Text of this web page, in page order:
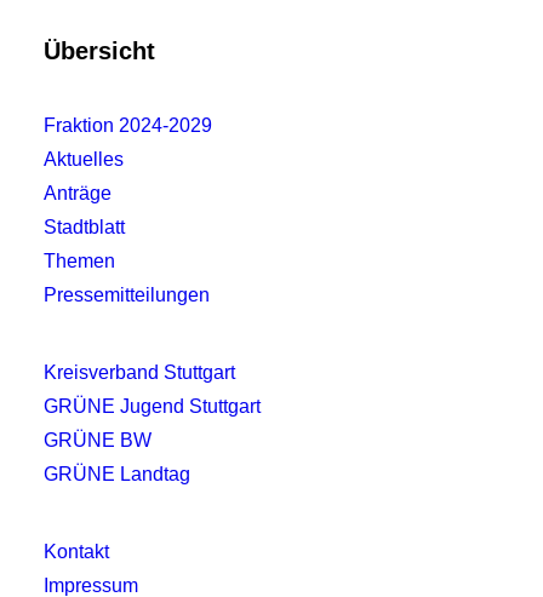
Das Projekt „Der neue Stäckach“ liegt seit
verlauten, die Grundstücke auf dem freien
Markt verkaufen zu wollen.…
Weiterlesen
Übersicht
Fraktion 2024-2029
Aktuelles
Anträge
Stadtblatt
Themen
Pressemitteilungen
Kreisverband Stuttgart
GRÜNE Jugend Stuttgart
GRÜNE BW
GRÜNE Landtag
Kontakt
Impressum